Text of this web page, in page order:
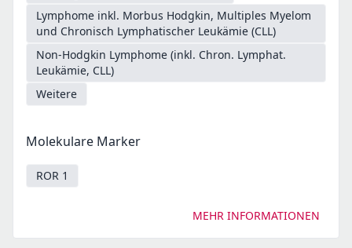
Lymphome inkl. Morbus Hodgkin, Multiples Myelom
und Chronisch Lymphatischer Leukämie (CLL)
Non-Hodgkin Lymphome (inkl. Chron. Lymphat.
Leukämie, CLL)
Weitere
Molekulare Marker
ROR 1
MEHR INFORMATIONEN